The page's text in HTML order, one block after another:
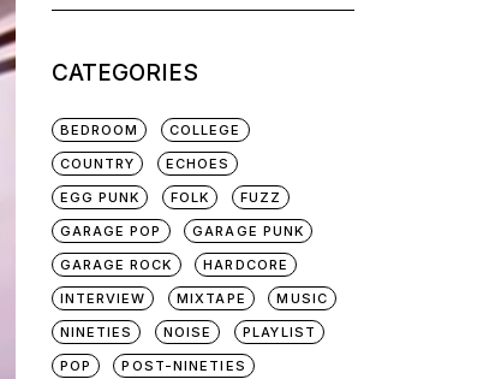
CATEGORIES
BEDROOM
COLLEGE
COUNTRY
ECHOES
EGG PUNK
FOLK
FUZZ
GARAGE POP
GARAGE PUNK
GARAGE ROCK
HARDCORE
INTERVIEW
MIXTAPE
MUSIC
NINETIES
NOISE
PLAYLIST
POP
POST-NINETIES